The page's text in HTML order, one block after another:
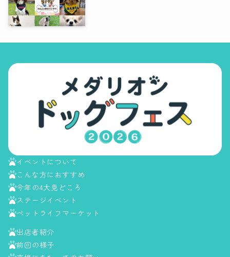
イベントについて
こんな方におすすめ
今年の4大見どころ
ステージイベント
ペットライフマーケット
出店者紹介
前回の様子